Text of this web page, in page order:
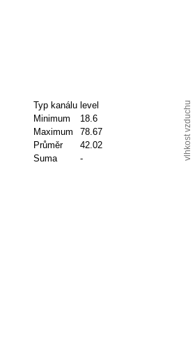
Typ kanálu level
Minimum
18.6
Maximum
78.67
Průměr
42.02
Suma
- vlhkost vzduchu